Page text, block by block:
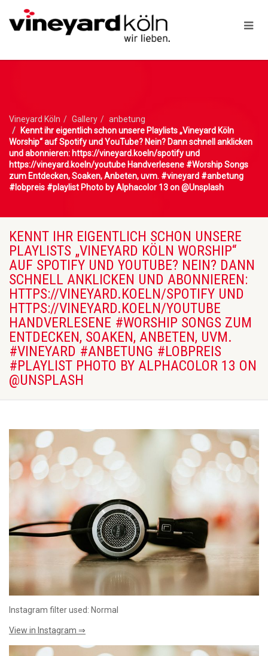
Vineyard Köln Gallery
anbetung
Kennt ihr eigentlich schon unsere Playlists „Vineyard Köln
Worship“ auf Spotify und YouTube? Nein? Dann schnell anklicken
und abonnieren: https://vineyard.koeln/spotify und
https://vineyard.koeln/youtube Handverlesene #Worship Songs
zum Entdecken, Soaken, Anbeten, uvm. #vineyard #anbetung
#lobpreis #playlist Photo by Alphacolor 13 on @Unsplash
KENNT IHR EIGENTLICH SCHON UNSERE
PLAYLISTS „VINEYARD KÖLN WORSHIP“
AUF SPOTIFY UND YOUTUBE? NEIN? DANN
SCHNELL ANKLICKEN UND ABONNIEREN:
HTTPS://VINEYARD.KOELN/SPOTIFY UND
HTTPS://VINEYARD.KOELN/YOUTUBE
HANDVERLESENE #WORSHIP SONGS ZUM
ENTDECKEN, SOAKEN, ANBETEN, UVM.
#VINEYARD #ANBETUNG #LOBPREIS
#PLAYLIST PHOTO BY ALPHACOLOR 13 ON
@UNSPLASH
Instagram filter used: Normal
View in Instagram ⇒